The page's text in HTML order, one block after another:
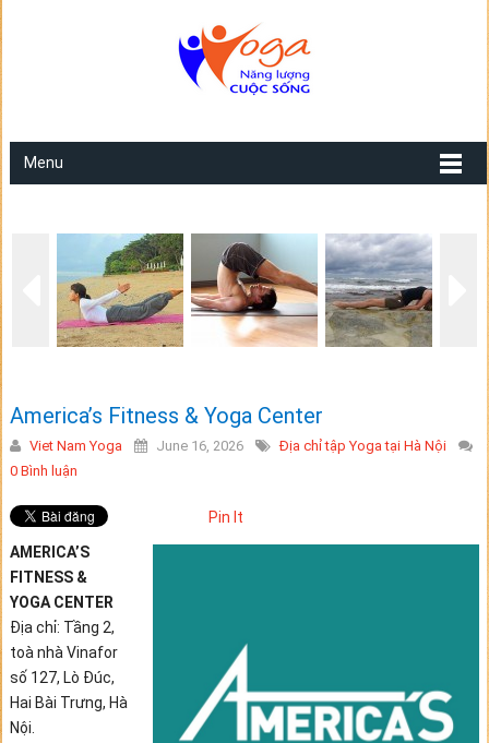
Menu
America’s Fitness & Yoga Center
Viet Nam Yoga June 16, 2026
Địa chỉ tập Yoga tại Hà Nội
0 Bình luận
Pin It
AMERICA’S
FITNESS &
YOGA CENTER
Địa chỉ: Tầng 2,
toà nhà Vinafor
số 127, Lò Đúc,
Hai Bài Trưng, Hà
Nội.